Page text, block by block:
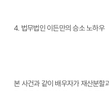
4. 법무법인 이든만의 승소 노하우
본 사건과 같이 배우자가 재산분할